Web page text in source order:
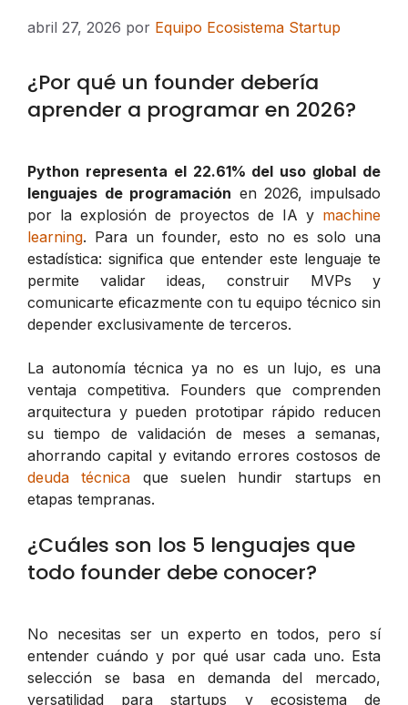
abril 27, 2026 por Equipo Ecosistema Startup
¿Por qué un founder debería
aprender a programar en 2026?
Python representa el 22.61% del uso global de
lenguajes de programación en 2026, impulsado
por la explosión de proyectos de IA y machine
learning. Para un founder, esto no es solo una
estadística: significa que entender este lenguaje te
permite validar ideas, construir MVPs y
comunicarte eficazmente con tu equipo técnico sin
depender exclusivamente de terceros.
La autonomía técnica ya no es un lujo, es una
ventaja competitiva. Founders que comprenden
arquitectura y pueden prototipar rápido reducen
su tiempo de validación de meses a semanas,
ahorrando capital y evitando errores costosos de
deuda técnica que suelen hundir startups en
etapas tempranas.
¿Cuáles son los 5 lenguajes que
todo founder debe conocer?
No necesitas ser un experto en todos, pero sí
entender cuándo y por qué usar cada uno. Esta
selección se basa en demanda del mercado,
versatilidad para startups y ecosistema de